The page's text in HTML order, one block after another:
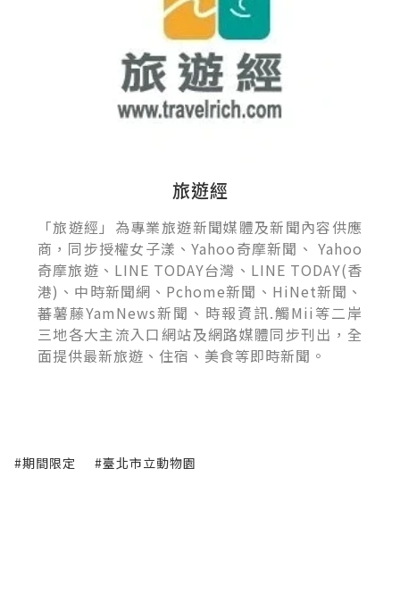
旅遊經
「旅遊經」為專業旅遊新聞媒體及新聞內容供應
商，同步授權女子漾、Yahoo奇摩新聞、 Yahoo
奇摩旅遊、LINE TODAY台灣、LINE TODAY(香
港)、中時新聞網、Pchome新聞、HiNet新聞、
蕃薯藤YamNews新聞、時報資訊.觸Mii等二岸
三地各大主流入口網站及網路媒體同步刊出，全
面提供最新旅遊、住宿、美食等即時新聞。
#期間限定 #臺北市立動物園